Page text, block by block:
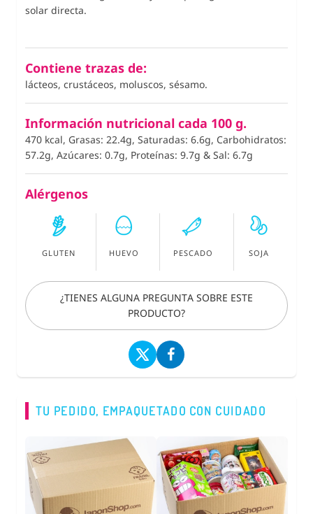
solar directa.
Contiene trazas de:
lácteos, crustáceos, moluscos, sésamo.
Información nutricional cada 100 g.
470 kcal, Grasas: 22.4g, Saturadas: 6.6g, Carbohidratos:
57.2g, Azúcares: 0.7g, Proteínas: 9.7g & Sal: 6.7g
Alérgenos
GLUTEN HUEVO PESCADO SOJA
¿TIENES ALGUNA PREGUNTA SOBRE ESTE
PRODUCTO?
TU PEDIDO, EMPAQUETADO CON CUIDADO